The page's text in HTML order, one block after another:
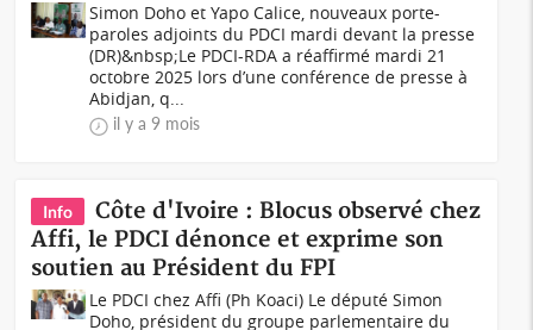
Simon Doho et Yapo Calice, nouveaux porte-
paroles adjoints du PDCI mardi devant la presse
(DR)&nbsp;Le PDCI-RDA a réaffirmé mardi 21
octobre 2025 lors d’une conférence de presse à
Abidjan, q...
il y a 9 mois
Info
Côte d'Ivoire : Blocus observé chez
Affi, le PDCI dénonce et exprime son
soutien au Président du FPI
Le PDCI chez Affi (Ph Koaci) Le député Simon
Doho, président du groupe parlementaire du